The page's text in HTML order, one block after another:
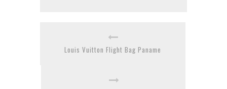
Louis Vuitton Flight Bag Paname